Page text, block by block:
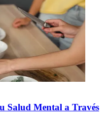
Salud Mental a Través